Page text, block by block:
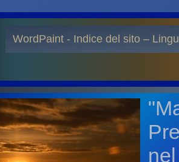
WordPaint - Indice del sito –